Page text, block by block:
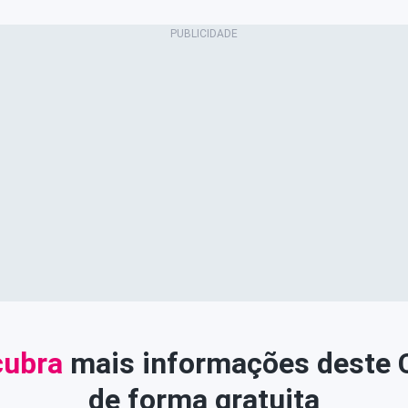
mais informações deste
de forma gratuita